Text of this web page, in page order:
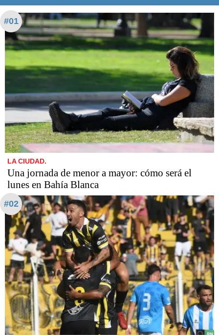
#01
LA CIUDAD.
Una jornada de menor a mayor: cómo será el
lunes en Bahía Blanca
#02